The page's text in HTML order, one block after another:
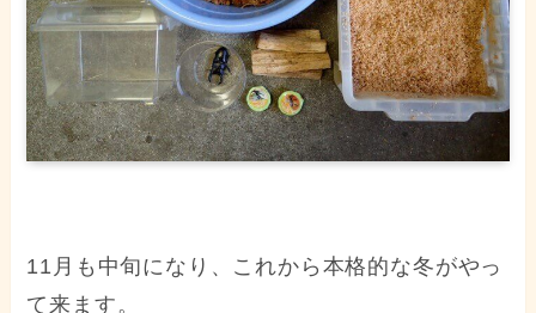
11月も中旬になり、これから本格的な冬がやっ
て来ます。